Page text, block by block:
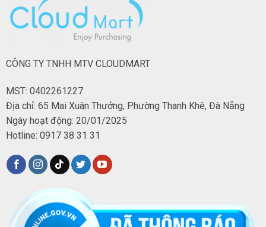
CÔNG TY TNHH MTV CLOUDMART
MST: 0402261227
Địa chỉ: 65 Mai Xuân Thưởng, Phường Thanh Khê, Đà Nẵng
Ngày hoạt động: 20/01/2025
Hotline: 0917 38 31 31